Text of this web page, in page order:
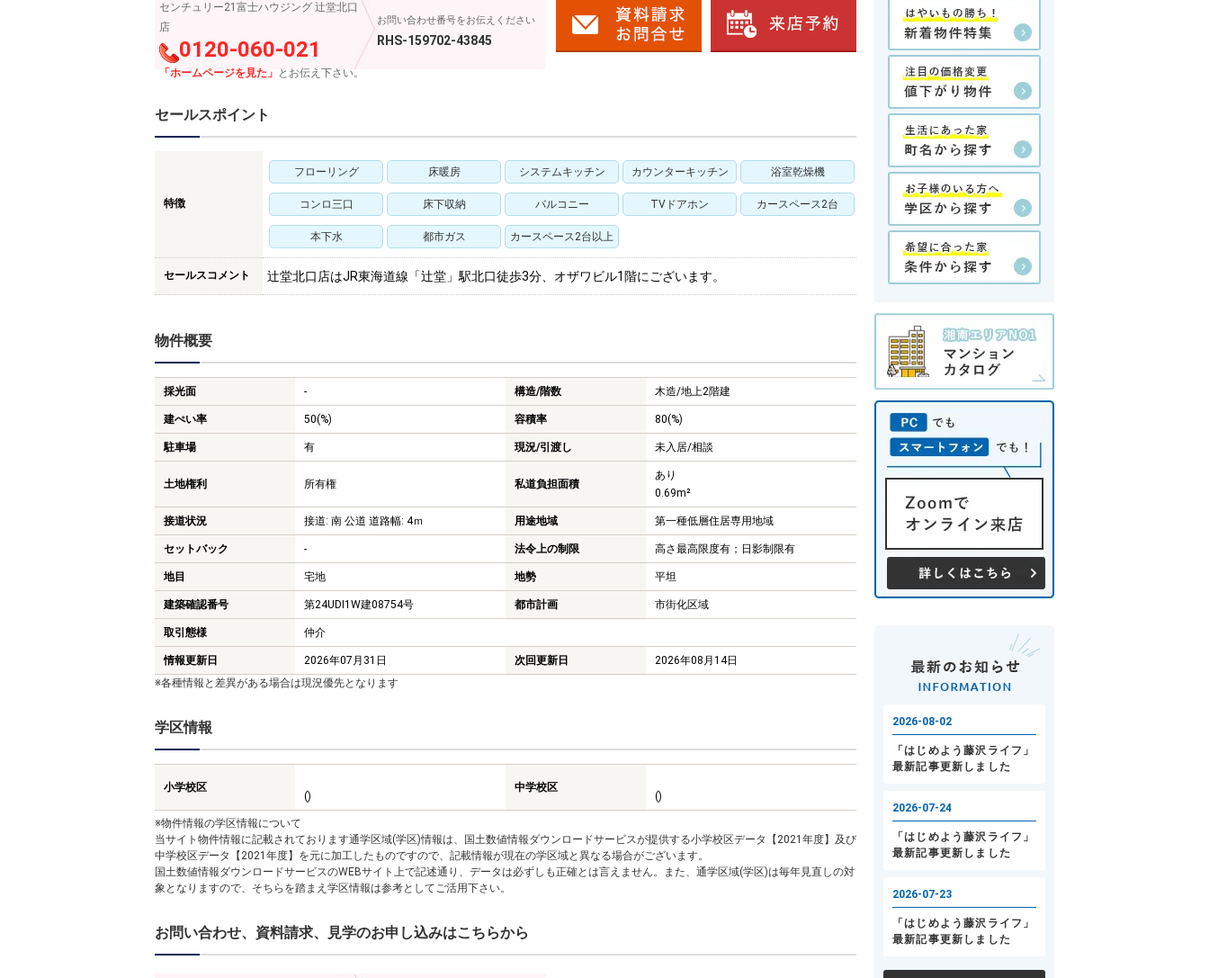
センチュリー21富士ハウジング 辻堂北口
店
0120-060-021
「ホームページを見た」 とお伝え下さい。
お問い合わせ番号をお伝えください
RHS-159702-43845
セールスポイント
特徴
フローリング 床暖房 システムキッチン カウンターキッチン 浴室乾燥機
コンロ三口 床下収納 バルコニー TVドアホン カースペース2台
本下水 都市ガス カースペース2台以上
セールスコメント 辻堂北口店はJR東海道線「辻堂」駅北口徒歩3分、オザワビル1階にございます。
物件概要
採光面 - 構造/階数 木造/地上2階建
建ぺい率 50(%) 容積率 80(%)
駐車場 有 現況/引渡し 未入居/相談
土地権利 所有権 私道負担面積
あり
0.69m²
接道状況 接道: 南 公道 道路幅: 4ｍ 用途地域 第一種低層住居専用地域
セットバック - 法令上の制限 高さ最高限度有；日影制限有
地目 宅地 地勢 平坦
建築確認番号 第24UDI1W建08754号 都市計画 市街化区域
取引態様 仲介
情報更新日 2026年07月31日 次回更新日
2026年08月14日
※各種情報と差異がある場合は現況優先となります
学区情報
小学校区
()
中学校区
()
※物件情報の学区情報について
当サイト物件情報に記載されております通学区域(学区)情報は、国土数値情報ダウンロードサービスが提供する小学校区データ【2021年度】及び
中学校区データ【2021年度】を元に加工したものですので、記載情報が現在の学区域と異なる場合がございます。
国土数値情報ダウンロードサービスのWEBサイト上で記述通り、データは必ずしも正確とは言えません。また、通学区域(学区)は毎年見直しの対
象となりますので、そちらを踏まえ学区情報は参考としてご活用下さい。
お問い合わせ、資料請求、見学のお申し込みはこちらから